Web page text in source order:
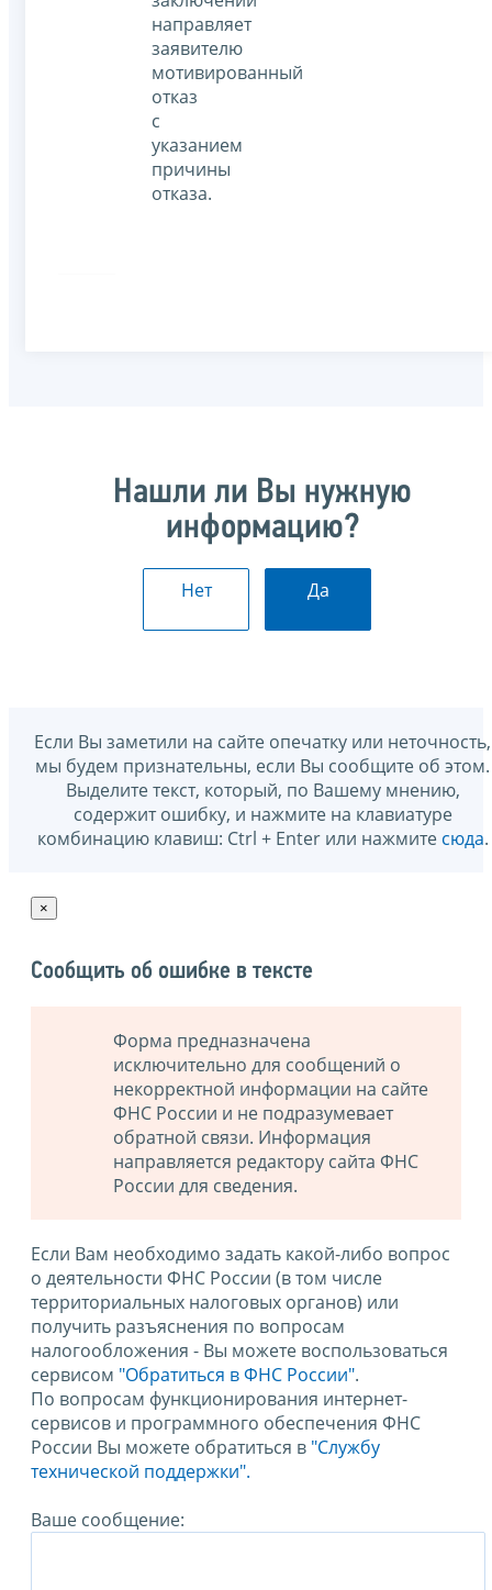
направляет
заявителю
мотивированный
отказ
с
указанием
причины
отказа.
Нашли ли Вы нужную
информацию?
Нет Да
Если Вы заметили на сайте опечатку или неточность,
мы будем признательны, если Вы сообщите об этом.
Выделите текст, который, по Вашему мнению,
содержит ошибку, и нажмите на клавиатуре
комбинацию клавиш: Ctrl + Enter или нажмите сюда.
×
Сообщить об ошибке в тексте
Форма предназначена
исключительно для сообщений о
некорректной информации на сайте
ФНС России и не подразумевает
обратной связи. Информация
направляется редактору сайта ФНС
России для сведения.
Если Вам необходимо задать какой-либо вопрос
о деятельности ФНС России (в том числе
территориальных налоговых органов) или
получить разъяснения по вопросам
налогообложения - Вы можете воспользоваться
сервисом "Обратиться в ФНС России".
По вопросам функционирования интернет-
сервисов и программного обеспечения ФНС
России Вы можете обратиться в "Службу
технической поддержки".
Ваше сообщение: